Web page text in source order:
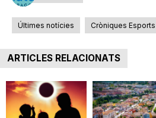
Últimes notícies Cròniques Esports
ARTICLES RELACIONATS